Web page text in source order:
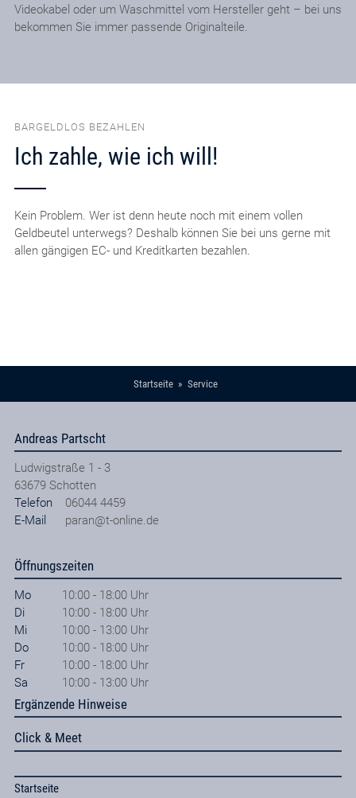
Videokabel oder um Waschmittel vom Hersteller geht – bei uns
bekommen Sie immer passende Originalteile.
BARGELDLOS BEZAHLEN
Ich zahle, wie ich will!
Kein Problem. Wer ist denn heute noch mit einem vollen
Geldbeutel unterwegs? Deshalb können Sie bei uns gerne mit
allen gängigen EC- und Kreditkarten bezahlen.
Startseite Service
Andreas Partscht
Ludwigstraße 1 - 3
63679 Schotten
Telefon
06044 4459
E-Mail
paran@t-online.de
Öffnungszeiten
Mo
10:00 - 18:00 Uhr
Di
10:00 - 18:00 Uhr
Mi
10:00 - 13:00 Uhr
Do
10:00 - 18:00 Uhr
Fr
10:00 - 18:00 Uhr
Sa
10:00 - 13:00 Uhr
Ergänzende Hinweise
Click & Meet
Startseite